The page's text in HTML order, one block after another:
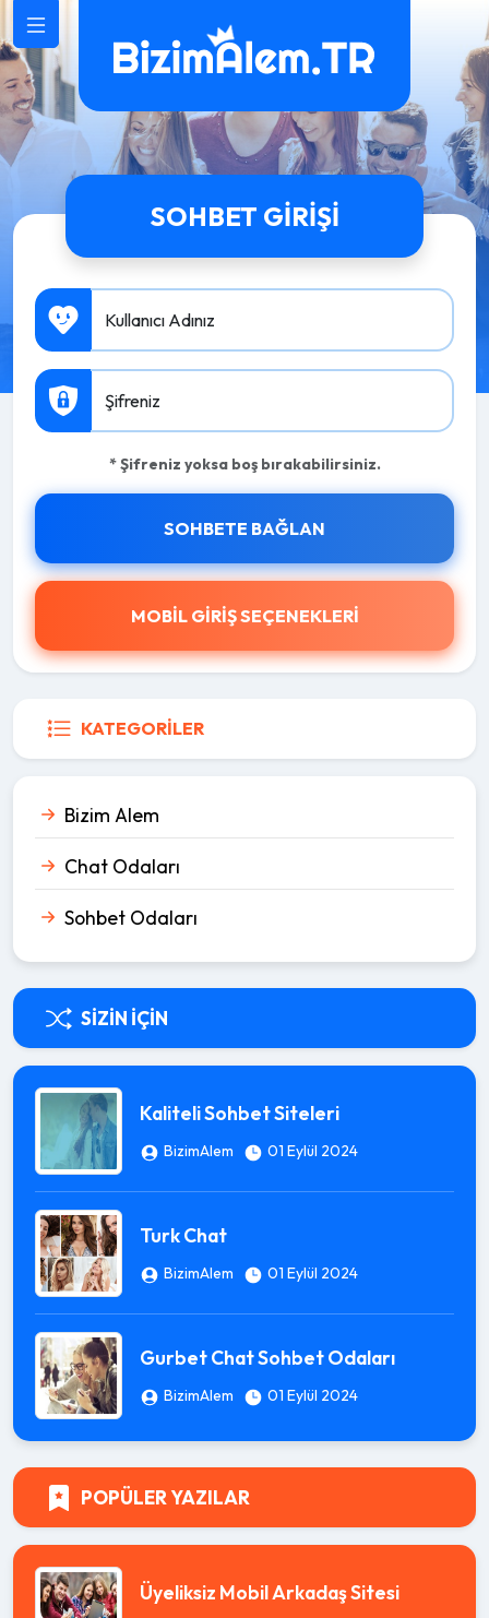
SOHBET GIRIŞI
Kullanıcı Adınız
Şifreniz
* Şifreniz yoksa boş bırakabilirsiniz.
SOHBETE BAĞLAN
MOBİL GİRİŞ SEÇENEKLERİ
KATEGORILER
Bizim Alem
Chat Odaları
Sohbet Odaları
SIZIN İÇIN
Kaliteli Sohbet Siteleri
BizimAlem 01 Eylül 2024
Turk Chat
BizimAlem 01 Eylül 2024
Gurbet Chat Sohbet Odaları
BizimAlem 01 Eylül 2024
POPÜLER YAZILAR
Üyeliksiz Mobil Arkadaş Sitesi